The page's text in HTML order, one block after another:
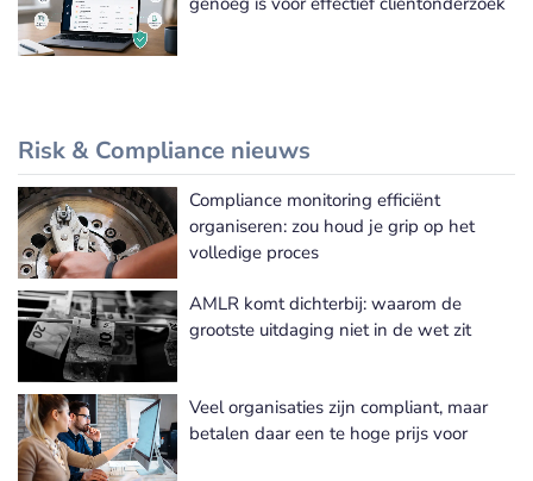
Risk & Compliance nieuws
Meer Risk & Compliance nieuws
Compliance monitoring efficiënt
organiseren: zou houd je grip op het
volledige proces
AMLR komt dichterbij: waarom de
grootste uitdaging niet in de wet zit
Veel organisaties zijn compliant, maar
betalen daar een te hoge prijs voor